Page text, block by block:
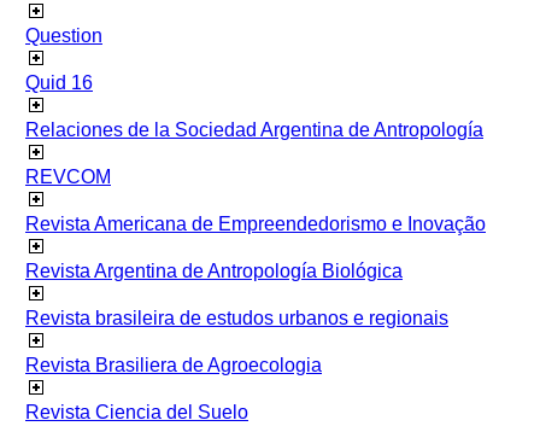
Question
Quid 16
Relaciones de la Sociedad Argentina de Antropología
REVCOM
Revista Americana de Empreendedorismo e Inovação
Revista Argentina de Antropología Biológica
Revista brasileira de estudos urbanos e regionais
Revista Brasiliera de Agroecologia
Revista Ciencia del Suelo